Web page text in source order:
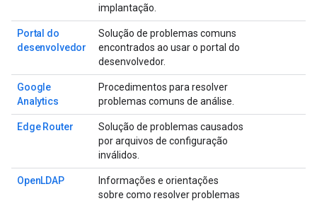
implantação.
Portal do
desenvolvedor
Solução de problemas comuns
encontrados ao usar o portal do
desenvolvedor.
Google
Analytics
Procedimentos para resolver
problemas comuns de análise.
Edge Router
Solução de problemas causados
por arquivos de configuração
inválidos.
OpenLDAP
Informações e orientações
sobre como resolver problemas